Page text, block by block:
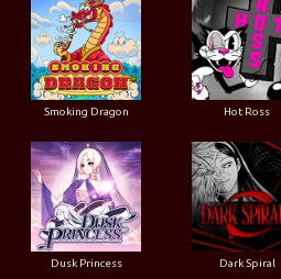
Smoking Dragon Hot Ross
Dusk Princess Dark Spiral